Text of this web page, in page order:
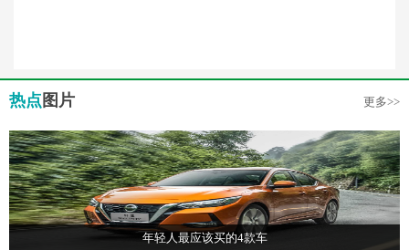
热点 图片 更多>>
年轻人最应该买的4款车